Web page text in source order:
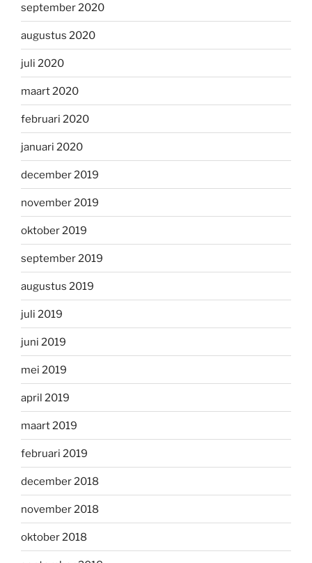
september 2020
augustus 2020
juli 2020
maart 2020
februari 2020
januari 2020
december 2019
november 2019
oktober 2019
september 2019
augustus 2019
juli 2019
juni 2019
mei 2019
april 2019
maart 2019
februari 2019
december 2018
november 2018
oktober 2018